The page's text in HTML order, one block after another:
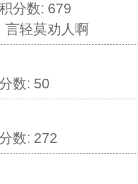
分数: 679
言轻莫劝人啊
数: 50
数: 272